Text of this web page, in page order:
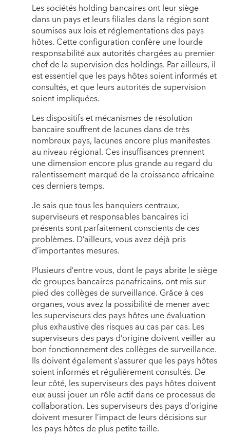
Les sociétés holding bancaires ont leur siège
dans un pays et leurs filiales dans la région sont
soumises aux lois et réglementations des pays
hôtes. Cette configuration confère une lourde
responsabilité aux autorités chargées au premier
chef de la supervision des holdings. Par ailleurs, il
est essentiel que les pays hôtes soient informés et
consultés, et que leurs autorités de supervision
soient impliquées.
Les dispositifs et mécanismes de résolution
bancaire souffrent de lacunes dans de très
nombreux pays, lacunes encore plus manifestes
au niveau régional. Ces insuffisances prennent
une dimension encore plus grande au regard du
ralentissement marqué de la croissance africaine
ces derniers temps.
Je sais que tous les banquiers centraux,
superviseurs et responsables bancaires ici
présents sont parfaitement conscients de ces
problèmes. D’ailleurs, vous avez déjà pris
d’importantes mesures.
Plusieurs d’entre vous, dont le pays abrite le siège
de groupes bancaires panafricains, ont mis sur
pied des collèges de surveillance. Grâce à ces
organes, vous avez la possibilité de mener avec
les superviseurs des pays hôtes une évaluation
plus exhaustive des risques au cas par cas. Les
superviseurs des pays d’origine doivent veiller au
bon fonctionnement des collèges de surveillance.
Ils doivent également s’assurer que les pays hôtes
soient informés et régulièrement consultés. De
leur côté, les superviseurs des pays hôtes doivent
eux aussi jouer un rôle actif dans ce processus de
collaboration. Les superviseurs des pays d’origine
doivent mesurer l’impact de leurs décisions sur
les pays hôtes de plus petite taille.